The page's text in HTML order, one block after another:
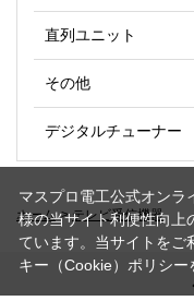
直列ユニット
その他
デジタルチューナー
ホーム >テレビ受信機器
マスプロ電工公式オンラ
様の当サイト利便性向上
ています。当サイトをご
キー（Cookie）ポリシー